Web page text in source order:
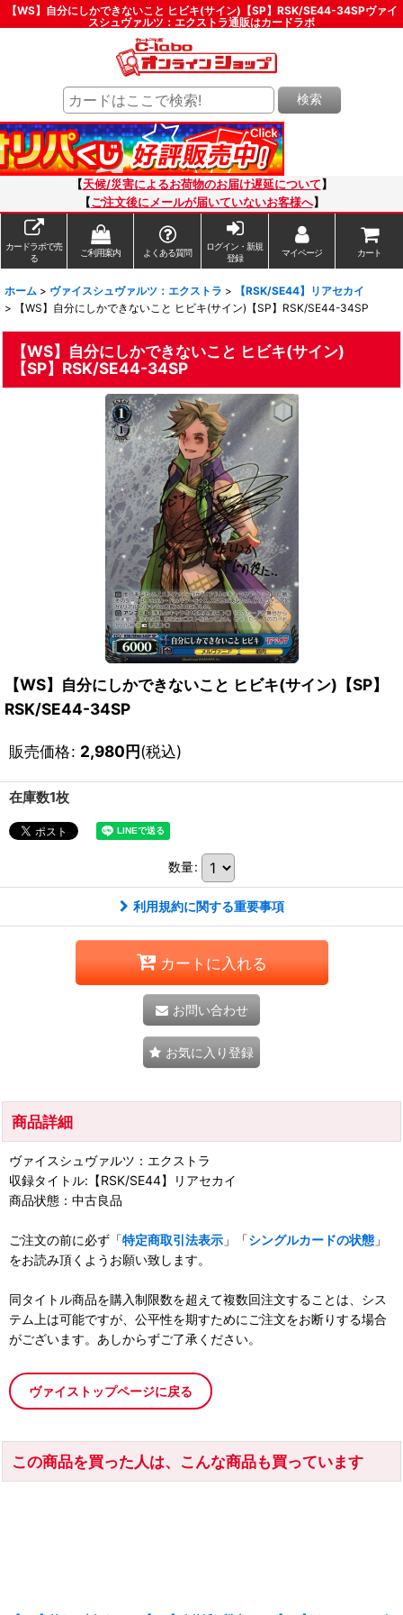
【WS】自分にしかできないこと ヒビキ(サイン)【SP】RSK/SE44-34SPヴァイ
スシュヴァルツ：エクストラ通販はカードラボ
検索
【天候/災害によるお荷物のお届け遅延について 】
【ご注文後にメールが届いていないお客様へ】
カードラボで売
る
ご利用案内 よくある質問
ログイン・新規
登録
マイページ カート
ホーム > ヴァイスシュヴァルツ：エクストラ >
【RSK/SE44】リアセカイ
>
【WS】自分にしかできないこと ヒビキ(サイン)【SP】RSK/SE44-34SP
【WS】自分にしかできないこと ヒビキ(サイン)
【SP】RSK/SE44-34SP
【WS】自分にしかできないこと ヒビキ(サイン)【SP】
RSK/SE44-34SP
販売価格: 2,980円(税込)
在庫数1枚
数量:
利用規約に関する重要事項
カートに入れる
お問い合わせ
お気に入り登録
商品詳細
ヴァイスシュヴァルツ：エクストラ
収録タイトル:【RSK/SE44】リアセカイ
商品状態：中古良品
ご注文の前に必ず「特定商取引法表示 」「シングルカードの状態 」
をお読み頂くようお願い致します。
同タイトル商品を購入制限数を超えて複数回注文することは、シス
テム上は可能ですが、公平性を期すためにご注文をお断りする場合
がございます。あしからずご了承ください。
ヴァイストップページに戻る
この商品を買った人は、こんな商品も買っています